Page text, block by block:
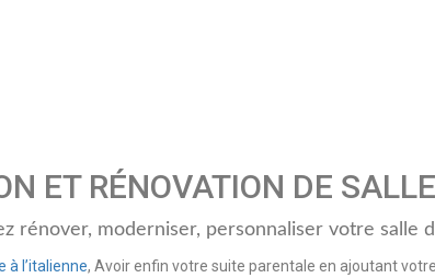
ET RÉNOVATION DE
rénover, moderniser, personnaliser votre salle
à l’italienne, Avoir enfin votre suite parentale en ajoutant